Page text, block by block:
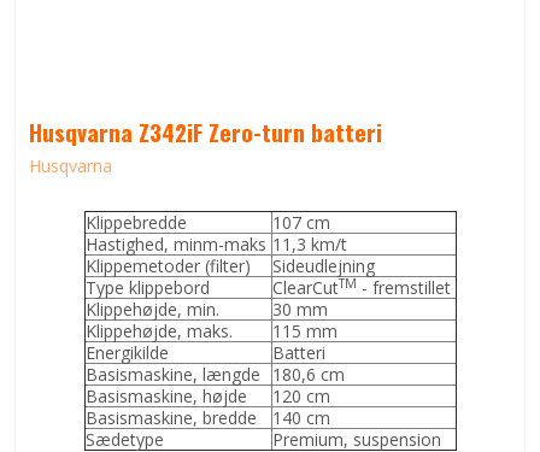
Husqvarna Z342iF Zero-turn batteri
Husqvarna
Klippebredde
107 cm
Hastighed, minm-maks 11,3 km/t
Klippemetoder (filter)
Sideudlejning
Type klippebord
ClearCutTM - fremstillet
Klippehøjde, min.
30 mm
Klippehøjde, maks.
115 mm
Energikilde
Batteri
Basismaskine, længde
180,6 cm
Basismaskine, højde
120 cm
Basismaskine, bredde
140 cm
Sædetype
Premium, suspension